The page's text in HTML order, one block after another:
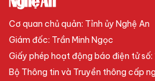
Cơ quan chủ quản: Tỉnh ủy Nghệ An
Giám đốc: Trần Minh Ngọc
Giấy phép hoạt động báo điện tử
Bộ Thông tin và Truyền thông cấp